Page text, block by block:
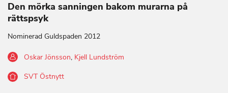
Den mörka sanningen bakom murarna på
rättspsyk
Nominerad Guldspaden 2012
Oskar Jönsson, Kjell Lundström
SVT Östnytt